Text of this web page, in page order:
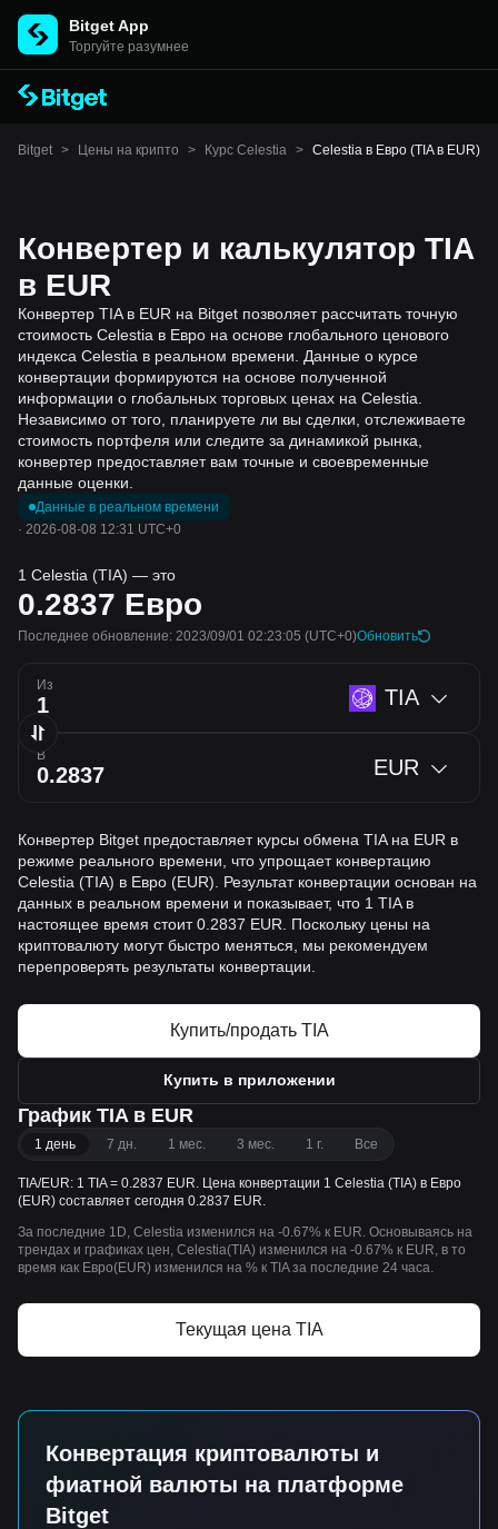
Bitget App
Торгуйте разумнее
Bitget > Цены на крипто > Курс Celestia > Celestia в Евро (TIA в EUR)
Конвертер и калькулятор TIA
в EUR
Конвертер TIA в EUR на Bitget позволяет рассчитать точную
стоимость Celestia в Евро на основе глобального ценового
индекса Celestia в реальном времени. Данные о курсе
конвертации формируются на основе полученной
информации о глобальных торговых ценах на Celestia.
Независимо от того, планируете ли вы сделки, отслеживаете
стоимость портфеля или следите за динамикой рынка,
конвертер предоставляет вам точные и своевременные
данные оценки.
Данные в реальном времени
· 2026-08-08 12:31 UTC+0
1 Celestia (TIA) — это
0.2837 Евро
Последнее обновление: 2023/09/01 02:23:05 (UTC+0)Обновить
Из TIA
В EUR
Конвертер Bitget предоставляет курсы обмена TIA на EUR в
режиме реального времени, что упрощает конвертацию
Celestia (TIA) в Евро (EUR). Результат конвертации основан на
данных в реальном времени и показывает, что 1 TIA в
настоящее время стоит 0.2837 EUR. Поскольку цены на
криптовалюту могут быстро меняться, мы рекомендуем
перепроверять результаты конвертации.
Купить/продать TIA
Купить в приложении
График TIA в EUR
1 день 7 дн. 1 мес. 3 мес. 1 г. Все
TIA/EUR: 1 TIA = 0.2837 EUR. Цена конвертации 1 Celestia (TIA) в Евро
(EUR) составляет сегодня 0.2837 EUR.
За последние 1D, Celestia изменился на -0.67% к EUR. Основываясь на
трендах и графиках цен, Celestia(TIA) изменился на -0.67% к EUR, в то
время как Евро(EUR) изменился на % к TIA за последние 24 часа.
Текущая цена TIA
Конвертация криптовалюты и
фиатной валюты на платформе
Bitget